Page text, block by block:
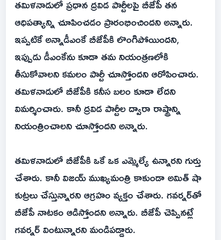
తమిళనాడులో ప్రధాన ద్రవిడ పార్టీలపై బీజేపీ తన
ఆధిపత్యాన్ని చూపించడం ప్రారంభించిందని అన్నారు.
ఇప్పటికే అన్నాడీఎంకే బీజేపీకి లొంగిపోయిందని,
ఇప్పుడు డీఎంకేను కూడా తమ నియంత్రణలోకి
తీసుకోవాలని కమలం పార్టీ చూస్తోందని ఆరోపించారు.
తమిళనాడులో బీజేపీకి కనీస బలం కూడా లేదని
విమర్శించారు. కానీ ద్రవిడ పార్టీల ద్వారా రాష్ట్రాన్ని
నియంత్రించాలని చూస్తోందని అన్నారు.
తమిళనాడులో బీజేపీకి ఒకే ఒక ఎమ్మెల్యే ఉన్నారని గుర్తు
చేశారు. కానీ విజయ్‌ ముఖ్యమంత్రి కాకుండా అమిత్ షా
కుట్రలు చేస్తున్నారని ఆగ్రహం వ్యక్తం చేశారు. గవర్నర్‌తో
బీజేపీ నాటకం ఆడిస్తోందని అన్నారు. బీజేపీ చెప్పినట్లే
గవర్నర్ వింటున్నారని మండిపడ్డారు.